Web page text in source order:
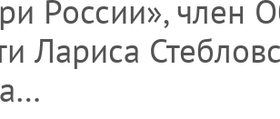
России», член
Лариса